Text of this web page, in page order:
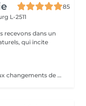
85
L-2511
qui incite
Ce massage est ideal pour se prepare aux changements de saison ,anti fatigue ,anti stress il vous permet de deposer vos bagages afin et de renouveler vos ernergies pour mieux aborder la saison nouvelle